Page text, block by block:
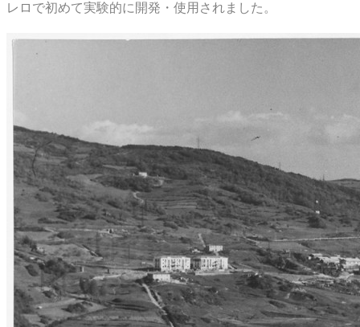
レロで初めて実験的に開発・使用されました。